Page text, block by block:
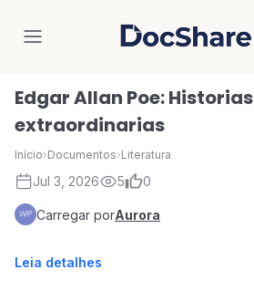
DocShare
Edgar Allan Poe: Historias
extraordinarias
Início›Documentos›Literatura
Jul 3, 2026 5 0
Carregar porAurora
Leia detalhes